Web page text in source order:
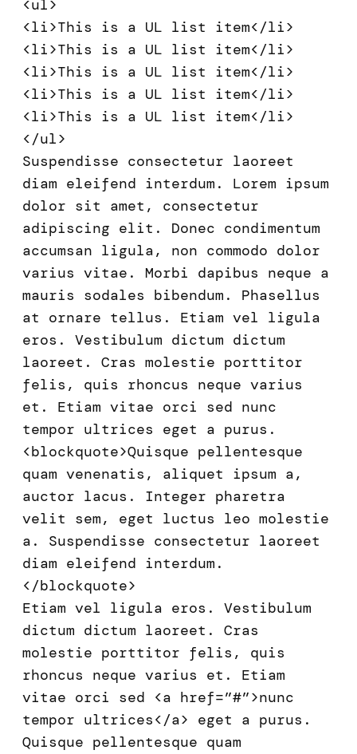
<ul>
<li>This is a UL list item</li>
<li>This is a UL list item</li>
<li>This is a UL list item</li>
<li>This is a UL list item</li>
<li>This is a UL list item</li>
</ul>
Suspendisse consectetur laoreet
diam eleifend interdum. Lorem ipsum
dolor sit amet, consectetur
adipiscing elit. Donec condimentum
accumsan ligula, non commodo dolor
varius vitae. Morbi dapibus neque a
mauris sodales bibendum. Phasellus
at ornare tellus. Etiam vel ligula
eros. Vestibulum dictum dictum
laoreet. Cras molestie porttitor
felis, quis rhoncus neque varius
et. Etiam vitae orci sed nunc
tempor ultrices eget a purus.
<blockquote>Quisque pellentesque
quam venenatis, aliquet ipsum a,
auctor lacus. Integer pharetra
velit sem, eget luctus leo molestie
a. Suspendisse consectetur laoreet
diam eleifend interdum.
</blockquote>
Etiam vel ligula eros. Vestibulum
dictum dictum laoreet. Cras
molestie porttitor felis, quis
rhoncus neque varius et. Etiam
vitae orci sed <a href=”#”>nunc
tempor ultrices</a> eget a purus.
Quisque pellentesque quam